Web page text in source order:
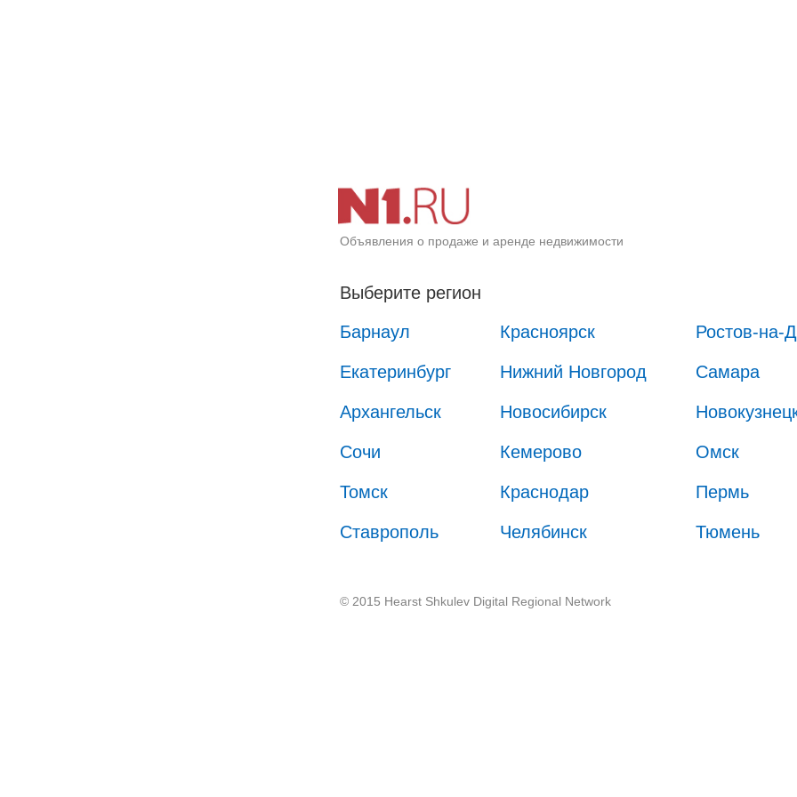
Объявления о продаже и аренде недвижимости
Выберите регион
Барнаул
Красноярск Ростов-на-
Екатеринбург Нижний Новгород Самара
Архангельск Новосибирск
Сочи Кемерово Омск
Томск Краснодар Пермь
Ставрополь Челябинск Тюмень
© 2015 Hearst Shkulev Digital Regional Network